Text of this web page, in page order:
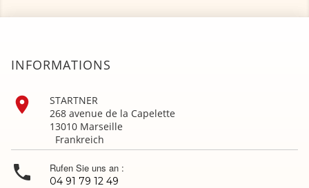
INFORMATIONS

STARTNER
268 avenue de la Capelette
13010 Marseille
Frankreich
 Rufen Sie uns an :
04 91 79 12 49